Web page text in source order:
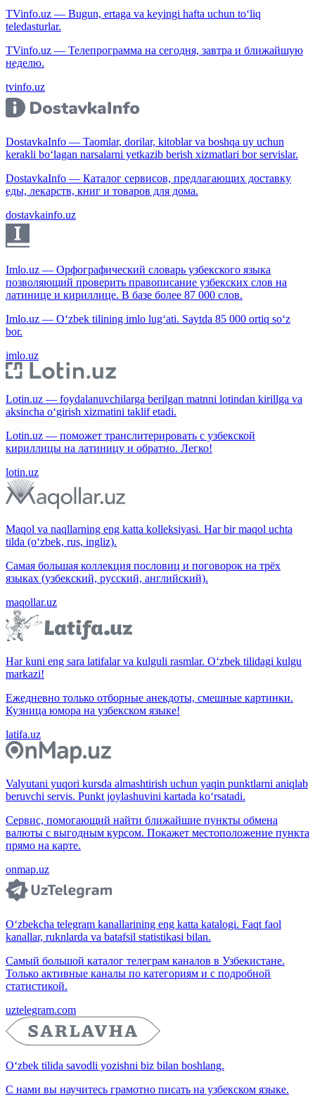
TVinfo.uz — Bugun, ertaga va keyingi hafta uchun to‘liq
teledasturlar.
TVinfo.uz — Телепрограмма на сегодня, завтра и ближайшую
неделю.
tvinfo.uz
DostavkaInfo — Taomlar, dorilar, kitoblar va boshqa uy uchun
kerakli bo‘lagan narsalarni yetkazib berish xizmatlari bor servislar.
DostavkaInfo — Каталог сервисов, предлагающих доставку
еды, лекарств, книг и товаров для дома.
dostavkainfo.uz
Imlo.uz — Орфографический словарь узбекского языка
позволяющий проверить правописание узбекских слов на
латинице и кириллице. В базе более 87 000 слов.
Imlo.uz — O‘zbek tilining imlo lug‘ati. Saytda 85 000 ortiq so‘z
bor.
imlo.uz
Lotin.uz — foydalanuvchilarga berilgan matnni lotindan kirillga va
aksincha o‘girish xizmatini taklif etadi.
Lotin.uz — поможет транслитерировать с узбекской
кириллицы на латиницу и обратно. Легко!
lotin.uz
Maqol va naqllarning eng katta kolleksiyasi. Har bir maqol uchta
tilda (o‘zbek, rus, ingliz).
Самая большая коллекция пословиц и поговорок на трёх
языках (узбекский, русский, английский).
maqollar.uz
Har kuni eng sara latifalar va kulguli rasmlar. O‘zbek tilidagi kulgu
markazi!
Ежедневно только отборные анекдоты, смешные картинки.
Кузница юмора на узбекском языке!
latifa.uz
Valyutani yuqori kursda almashtirish uchun yaqin punktlarni aniqlab
beruvchi servis. Punkt joylashuvini kartada ko‘rsatadi.
Сервис, помогающий найти ближайшие пункты обмена
валюты с выгодным курсом. Покажет местоположение пункта
прямо на карте.
onmap.uz
O‘zbekcha telegram kanallarining eng katta katalogi. Faqt faol
kanallar, ruknlarda va batafsil statistikasi bilan.
Самый большой каталог телеграм каналов в Узбекистане.
Только активные каналы по категориям и с подробной
статистикой.
uztelegram.com
O‘zbek tilida savodli yozishni biz bilan boshlang.
С нами вы научитесь грамотно писать на узбекском языке.